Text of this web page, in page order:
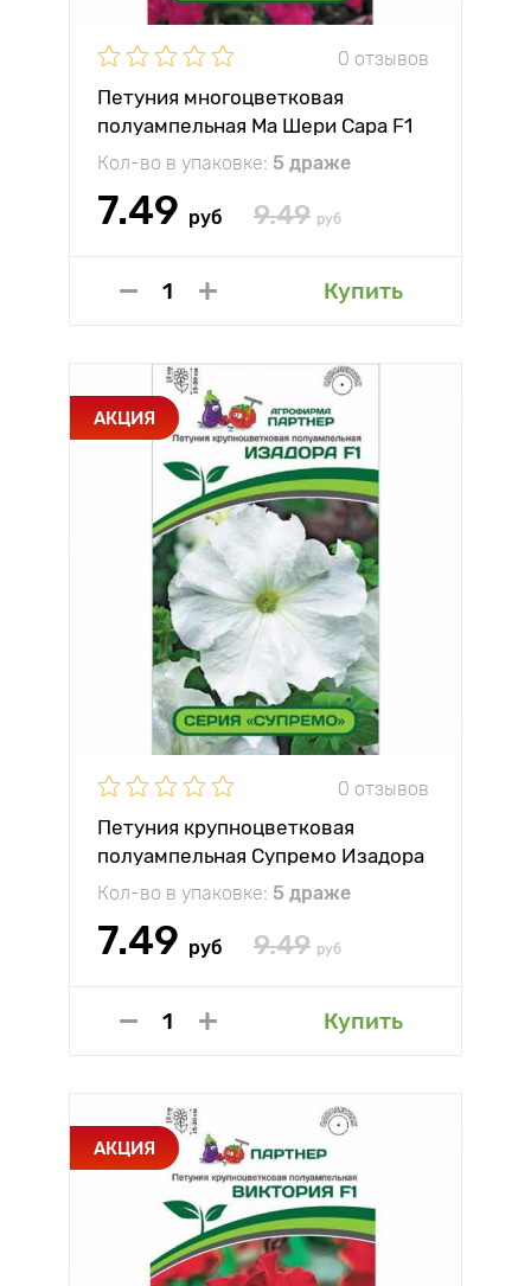
0 отзывов
Петуния многоцветковая
полуампельная Ма Шери Сара F1
Партнер
Кол-во в упаковке: 5 драже
7.49 руб 9.49 руб
Купить
АКЦИЯ
0 отзывов
Петуния крупноцветковая
полуампельная Супремо Изадора
F1 Партнер
Кол-во в упаковке: 5 драже
7.49 руб 9.49 руб
Купить
АКЦИЯ